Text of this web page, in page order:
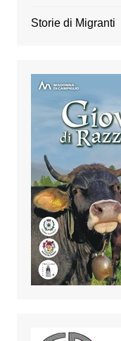
Storie di Migranti